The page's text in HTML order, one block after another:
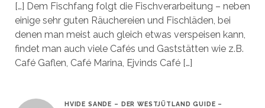
[…] Dem Fischfang folgt die Fischverarbeitung – neben
einige sehr guten Räuchereien und Fischläden, bei
denen man meist auch gleich etwas verspeisen kann,
findet man auch viele Cafés und Gaststätten wie z.B.
Café Gaflen, Café Marina, Ejvinds Café […]
HVIDE SANDE – DER WESTJÜTLAND GUIDE –